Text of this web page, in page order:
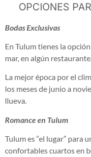
OPCIONES
Bodas Exclusivas
En Tulum tienes la
mar, en algún
La mejor época por el
los meses de junio a
llueva.
Romance en Tulum
Tulum es “el lugar” para
confortables cuartos en